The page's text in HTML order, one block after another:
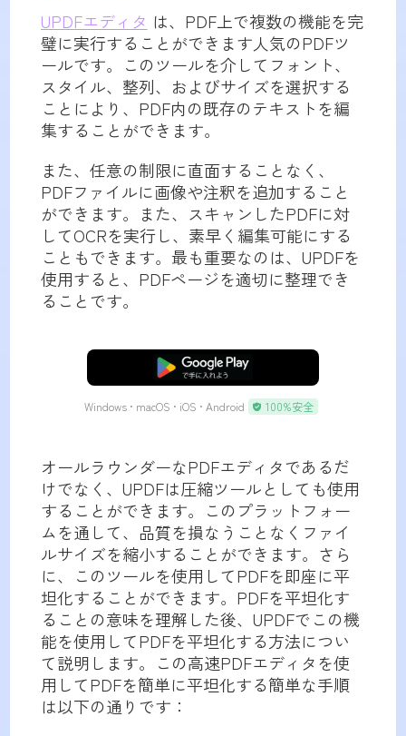
UPDFエディタ は、PDF上で複数の機能を完
璧に実行することができます人気のPDFツ
ールです。このツールを介してフォント、
スタイル、整列、およびサイズを選択する
ことにより、PDF内の既存のテキストを編
集することができます。
また、任意の制限に直面することなく、
PDFファイルに画像や注釈を追加すること
ができます。また、スキャンしたPDFに対
してOCRを実行し、素早く編集可能にする
こともできます。最も重要なのは、UPDFを
使用すると、PDFページを適切に整理でき
ることです。
無料ダウンロード
Windows • macOS • iOS • Android 100%安全
オールラウンダーなPDFエディタであるだ
けでなく、UPDFは圧縮ツールとしても使用
することができます。このプラットフォー
ムを通して、品質を損なうことなくファイ
ルサイズを縮小することができます。さら
に、このツールを使用してPDFを即座に平
坦化することができます。PDFを平坦化す
ることの意味を理解した後、UPDFでこの機
能を使用してPDFを平坦化する方法につい
て説明します。この高速PDFエディタを使
用してPDFを簡単に平坦化する簡単な手順
は以下の通りです：